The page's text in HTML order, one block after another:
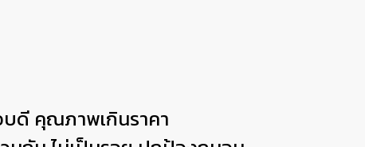
บดี คุณภาพเกินราคา